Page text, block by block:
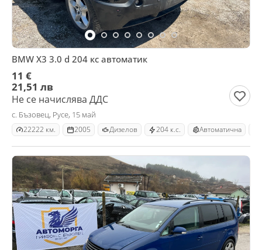
BMW X3 3.0 d 204 кс автоматик
11 €
21,51 лв
Не се начислява ДДС
с. Бъзовец, Русе, 15 май
22222 км. 2005 Дизелов 204 к.с. Автоматична